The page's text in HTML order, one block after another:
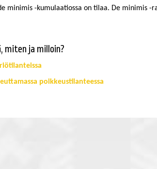
minimis -kumulaatiossa on tilaa. De minimis
ja milloin?
poikkeustilanteessa